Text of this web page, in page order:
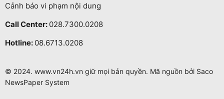
Cảnh báo vi phạm nội dung
Call Center: 028.7300.0208
Hotline: 08.6713.0208
© 2024. www.vn24h.vn giữ mọi bản quyền. Mã nguồn bởi Saco
NewsPaper System